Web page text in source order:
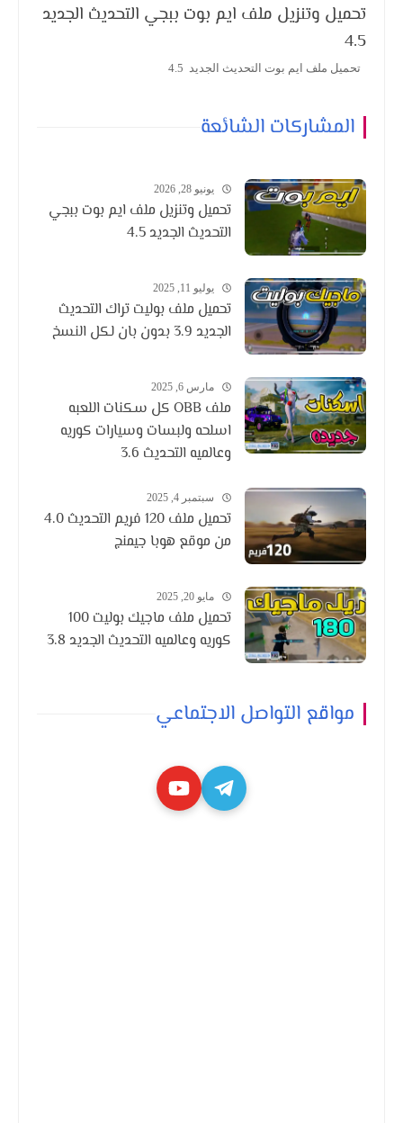
تحميل وتنزيل ملف ايم بوت ببجي التحديث الجديد
4.5
تحميل ملف ايم بوت التحديث الجديد 4.5
المشاركات الشائعة
يونيو 28, 2026
تحميل وتنزيل ملف ايم بوت ببجي
التحديث الجديد 4.5
يوليو 11, 2025
تحميل ملف بوليت تراك التحديث
الجديد 3.9 بدون بان لكل النسخ
مارس 6, 2025
ملف OBB كل سكنات اللعبه
اسلحه ولبسات وسيارات كوريه
وعالميه التحديث 3.6
سبتمبر 4, 2025
تحميل ملف 120 فريم التحديث 4.0
من موقع هوبا جيمنج
مايو 20, 2025
تحميل ملف ماجيك بوليت 100
كوريه وعالميه التحديث الجديد 3.8
مواقع التواصل الاجتماعي